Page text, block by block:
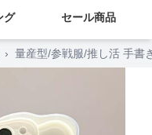
グ セール商品
› 量産型/参戦服/推し活 手書